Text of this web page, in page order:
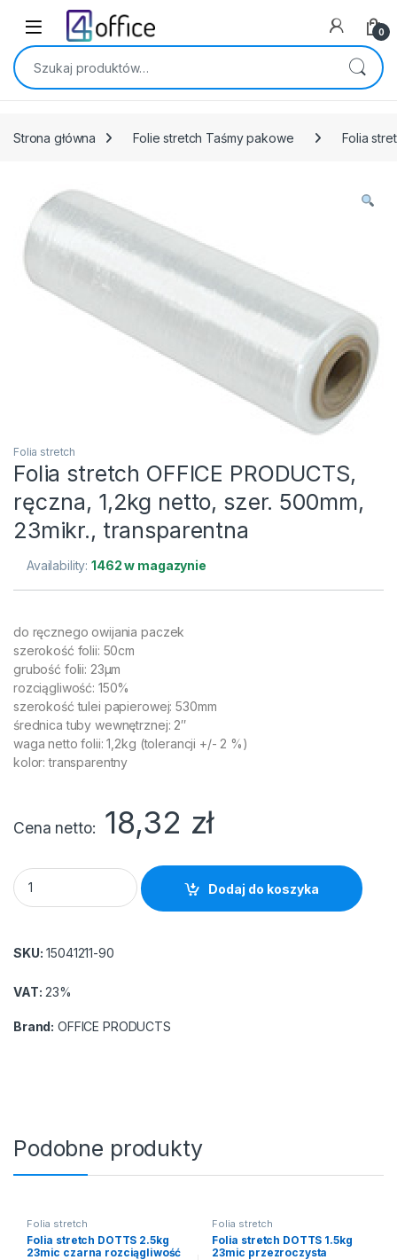
Skip to navigation
Skip to content
0
Szukaj:
Strona główna Folie stretch Taśmy pakowe Folia
Folia stretch
Folia stretch OFFICE PRODUCTS,
ręczna, 1,2kg netto, szer. 500mm,
23mikr., transparentna
Availability:1462 w magazynie
do ręcznego owijania paczek
szerokość folii: 50cm
grubość folii: 23μm
rozciągliwość: 150%
szerokość tulei papierowej: 530mm
średnica tuby wewnętrznej: 2″
waga netto folii: 1,2kg (tolerancji +/- 2 %)
kolor: transparentny
Cena netto 18,32 zł
Folia stretch OFFICE PRODUCTS, ręczna, 1,2kg netto, szer.
Dodaj do koszyka
SKU: 15041211-90
VAT: 23%
Brand: OFFICE PRODUCTS
Podobne produkty
Folia stretch
Folia stretch DOTTS 2.5kg
23mic czarna rozciągliwość
Folia stretch
Folia stretch DOTTS 1.5kg
23mic przezroczysta